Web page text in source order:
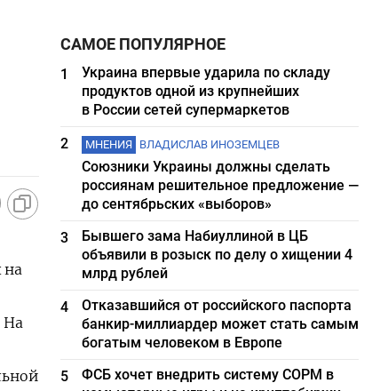
САМОЕ ПОПУЛЯРНОЕ
1
Украина впервые ударила по складу
продуктов одной из крупнейших
в России сетей супермаркетов
2
МНЕНИЯ ВЛАДИСЛАВ ИНОЗЕМЦЕВ
Союзники Украины должны сделать
россиянам решительное предложение —
до сентябрьских «выборов»
3
Бывшего зама Набиуллиной в ЦБ
объявили в розыск по делу о хищении 4
млрд рублей
4
Отказавшийся от российского паспорта
банкир-миллиардер может стать самым
богатым человеком в Европе
5
ФСБ хочет внедрить систему СОРМ в